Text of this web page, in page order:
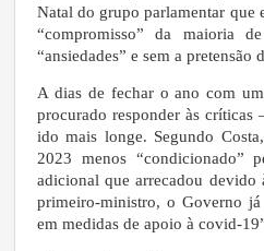
Natal do grupo parlamentar que
“compromisso” da maioria
“ansiedades” e sem a
A dias de fechar o ano com
procurado responder às
ido mais longe. Segundo
2023 menos “condicionado”
adicional que arrecadou devido
primeiro-ministro, o Governo já
em medidas de apoio à covid-